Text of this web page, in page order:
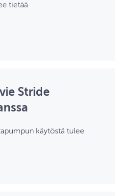
tietää
Stride
käytöstä tulee